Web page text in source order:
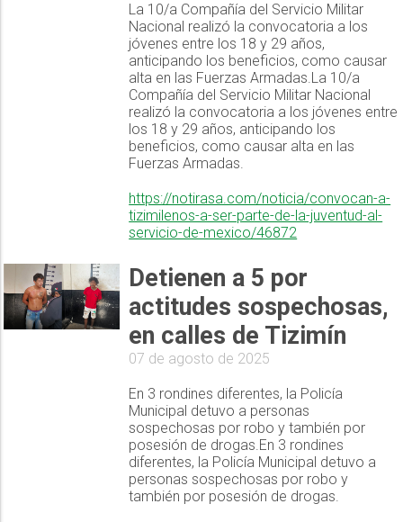
La 10/a Compañía del Servicio Militar
Nacional realizó la convocatoria a los
jóvenes entre los 18 y 29 años,
anticipando los beneficios, como causar
alta en las Fuerzas Armadas.La 10/a
Compañía del Servicio Militar Nacional
realizó la convocatoria a los jóvenes entre
los 18 y 29 años, anticipando los
beneficios, como causar alta en las
Fuerzas Armadas.
https://notirasa.com/noticia/convocan-a-
tizimilenos-a-ser-parte-de-la-juventud-al-
servicio-de-mexico/46872
Detienen a 5 por
actitudes sospechosas,
en calles de Tizimín
07 de agosto de 2025
En 3 rondines diferentes, la Policía
Municipal detuvo a personas
sospechosas por robo y también por
posesión de drogas.En 3 rondines
diferentes, la Policía Municipal detuvo a
personas sospechosas por robo y
también por posesión de drogas.